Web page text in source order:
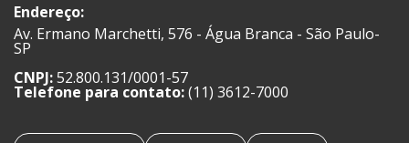
Endereço:
Av. Ermano Marchetti, 576 - Água Branca - São Paulo-
SP
CNPJ:52.800.131/0001-57
Telefone para contato:(11) 3612-7000